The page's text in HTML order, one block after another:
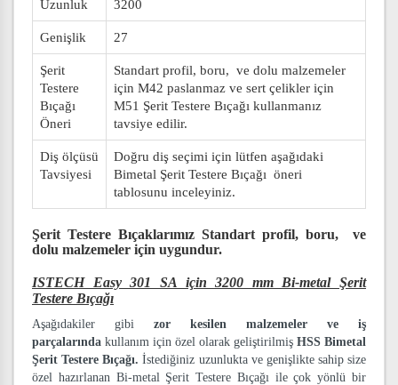
Uzunluk 3200
Genişlik 27
Şerit
Testere
Bıçağı
Öneri
Standart profil, boru, ve dolu malzemeler
için M42 paslanmaz ve sert çelikler için
M51 Şerit Testere Bıçağı kullanmanız
tavsiye edilir.
Diş ölçüsü
Tavsiyesi
Doğru diş seçimi için lütfen aşağıdaki
Bimetal Şerit Testere Bıçağı öneri
tablosunu inceleyiniz.
Şerit Testere Bıçaklarımız Standart profil, boru, ve
dolu malzemeler için uygundur.
ISTECH Easy 301 SA için 3200 mm Bi-metal Şerit
Testere Bıçağı
Aşağıdakiler gibi zor kesilen malzemeler ve iş
parçalarında kullanım için özel olarak geliştirilmiş HSS Bimetal
Şerit Testere Bıçağı.İstediğiniz uzunlukta ve genişlikte sahip size
özel hazırlanan Bi-metal Şerit Testere Bıçağı ile çok yönlü bir